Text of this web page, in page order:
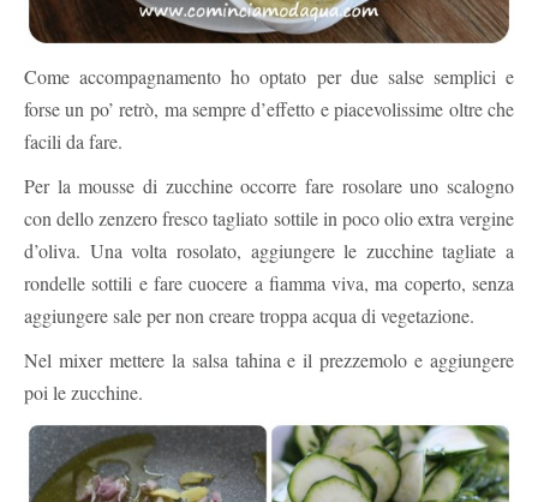
Come accompagnamento ho optato per due salse semplici e
forse un po’ retrò, ma sempre d’effetto e piacevolissime oltre che
facili da fare.
Per la mousse di zucchine occorre fare rosolare uno scalogno
con dello zenzero fresco tagliato sottile in poco olio extra vergine
d’oliva. Una volta rosolato, aggiungere le zucchine tagliate a
rondelle sottili e fare cuocere a fiamma viva, ma coperto, senza
aggiungere sale per non creare troppa acqua di vegetazione.
Nel mixer mettere la salsa tahina e il prezzemolo e aggiungere
poi le zucchine.